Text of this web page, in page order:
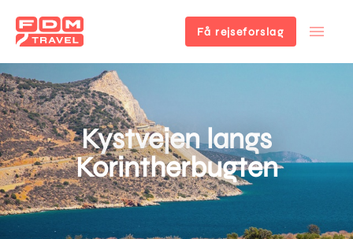
Gå
til
hovedindhold
Få rejseforslag
Kystvejen langs
Korintherbugten